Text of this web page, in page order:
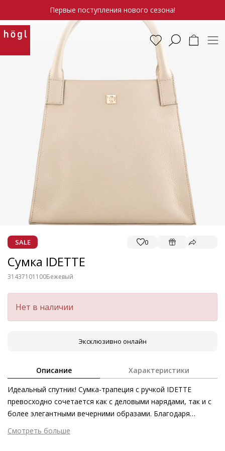
Первые поступления нового сезона!
SALE 0
Сумка IDETTE
31437101100Бежевый
Нет в наличии
Эксклюзивно онлайн
Описание Характеристики
Идеальный спутник! Сумка-трапеция с ручкой IDETTE
превосходно сочетается как с деловыми нарядами, так и с
более элегантными вечерними образами. Благодаря
магнитной застёжке содержимое сумки будет находиться
под надёжной защитой, но в свободном для вас доступе.
Смотреть больше